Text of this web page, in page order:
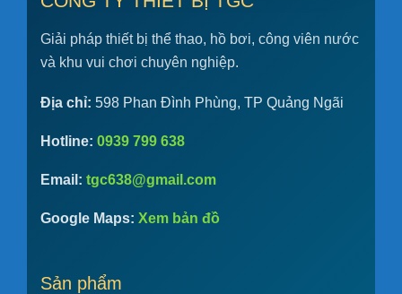
Giải pháp thiết bị thể thao, hồ bơi, công viên nước
và khu vui chơi chuyên nghiệp.
Địa chỉ: 598 Phan Đình Phùng, TP Quảng Ngãi
Hotline: 0939 799 638
Email: tgc638@gmail.com
Google Maps: Xem bản đồ
Sản phẩm